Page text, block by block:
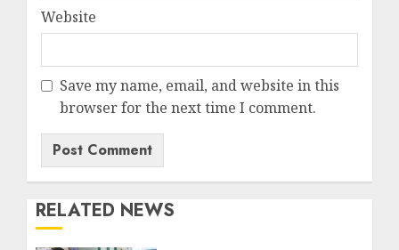
Website
Save my name, email, and website in this
browser for the next time I comment.
RELATED NEWS